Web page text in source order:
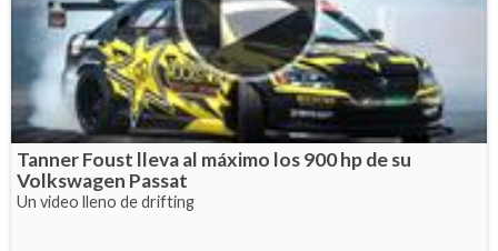
Tanner Foust lleva al máximo los 900 hp de su
Volkswagen Passat
Un video lleno de drifting